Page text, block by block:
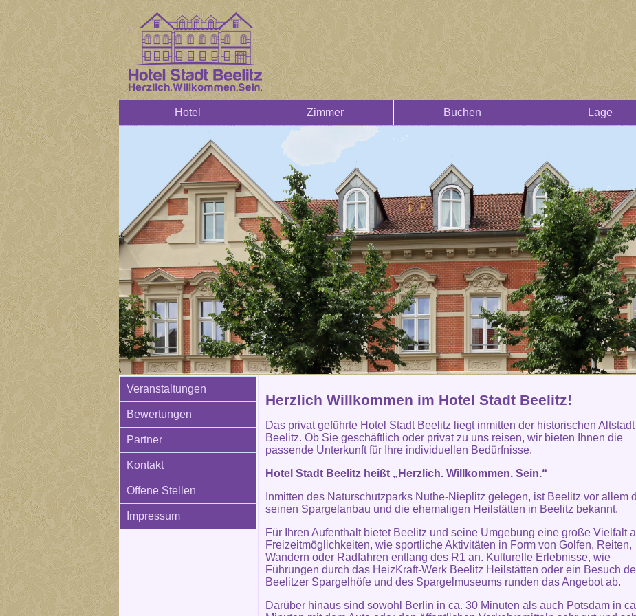
Hotel Zimmer Buchen Lage
Veranstaltungen
Bewertungen
Partner
Kontakt
Offene Stellen
Impressum
Herzlich Willkommen im Hotel Stadt Beelitz!
Das privat geführte Hotel Stadt Beelitz liegt inmitten der historischen
Beelitz. Ob Sie geschäftlich oder privat zu uns reisen, wir bieten Ihnen die
passende Unterkunft für Ihre individuellen Bedürfnisse.
Hotel Stadt Beelitz heißt „Herzlich. Willkommen. Sein.“
Inmitten des Naturschutzparks Nuthe-Nieplitz gelegen, ist Beelitz vor allem
seinen Spargelanbau und die ehemaligen Heilstätten in Beelitz bekannt.
Für Ihren Aufenthalt bietet Beelitz und seine Umgebung eine große Vielfalt
Freizeitmöglichkeiten, wie sportliche Aktivitäten in Form von Golfen, Reiten,
Wandern oder Radfahren entlang des R1 an. Kulturelle Erlebnisse, wie
Führungen durch das HeizKraft-Werk Beelitz Heilstätten oder ein Besuch
Beelitzer Spargelhöfe und des Spargelmuseums runden das Angebot ab.
Darüber hinaus sind sowohl Berlin in ca. 30 Minuten als auch Potsdam in